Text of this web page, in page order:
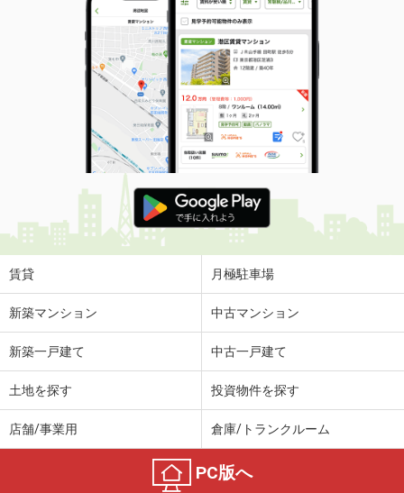
賃貸 月極駐車場
新築マンション 中古マンション
新築一戸建て 中古一戸建て
土地を探す 投資物件を探す
店舗/事業用 倉庫/トランクルーム
PC版へ